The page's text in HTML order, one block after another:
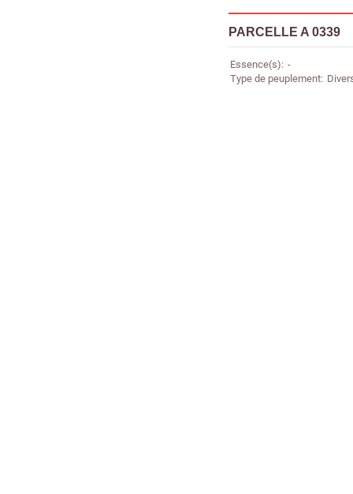
PARCELLE A 0339
Essence(s) -
Type de peuplement